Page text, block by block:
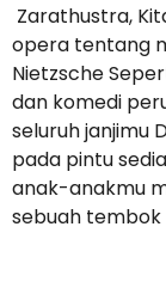
Zarathustra,
opera tentang
Nietzsche
dan komedi
seluruh janjimu
pada pintu
anak-anakmu
sebuah tembok